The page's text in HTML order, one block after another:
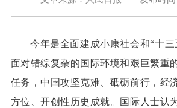
今年是全面建成小康社会和“十三
面对错综复杂的国际环境和艰巨繁重
任务，中国攻坚克难、砥砺前行，经
方位、开创性历史成就。国际人士认